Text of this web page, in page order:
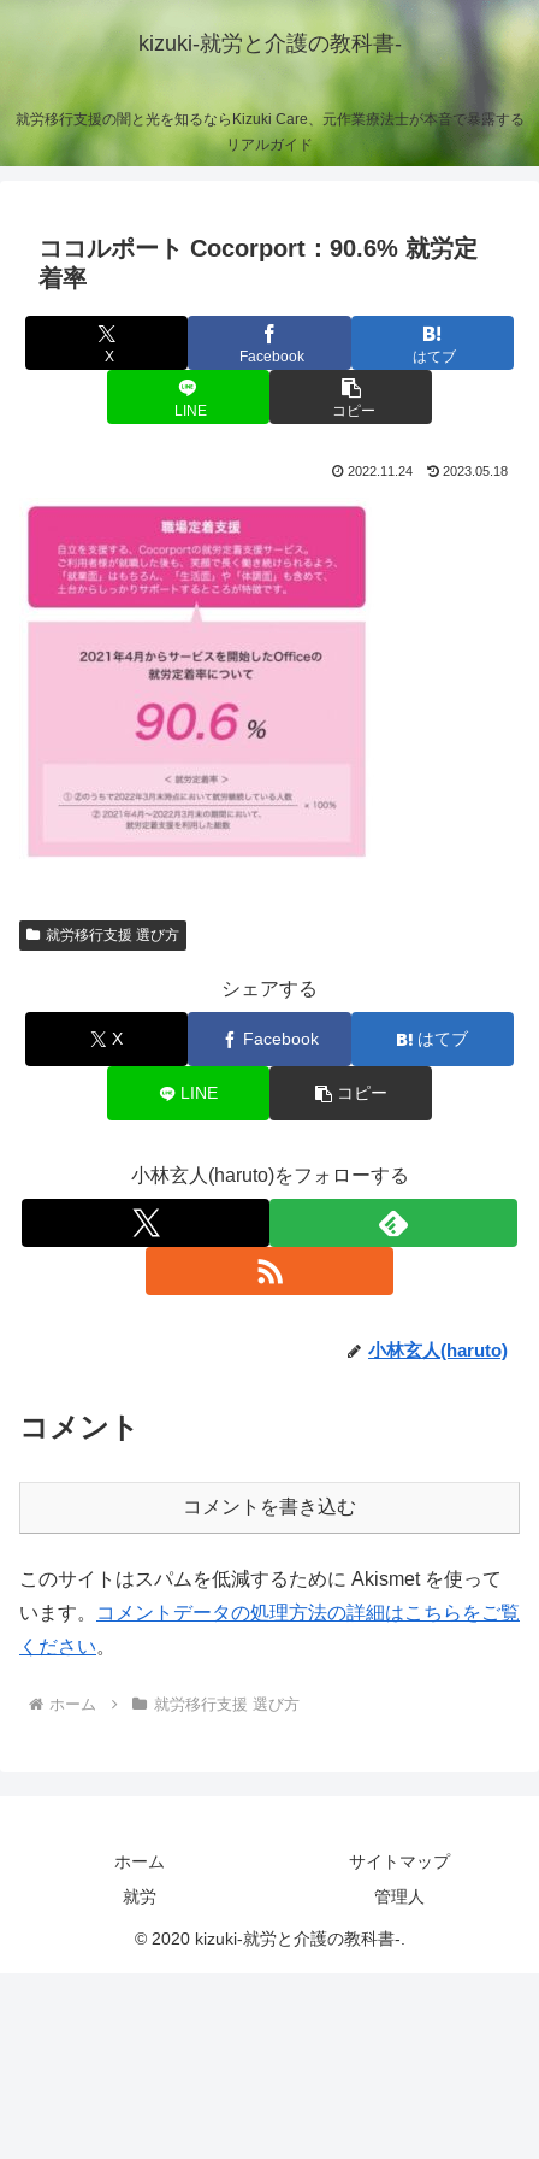
kizuki-就労と介護の教科書-
就労移行支援の闇と光を知るならKizuki Care、元作業療法士が本音で暴露する
リアルガイド
ココルポート Cocorport：90.6% 就労定
着率
X Facebook はてブ
LINE コピー
2022.11.24 2023.05.18
就労移行支援 選び方
シェアする
X Facebook はてブ
LINE コピー
小林玄人(haruto)をフォローする
小林玄人(haruto)
コメント
コメントを書き込む
このサイトはスパムを低減するために Akismet を使って
います。
コメントデータの処理方法の詳細はこちらをご覧
ください。
ホーム 就労移行支援 選び方
ホーム
サイトマップ
就労
管理人
© 2020 kizuki-就労と介護の教科書-.